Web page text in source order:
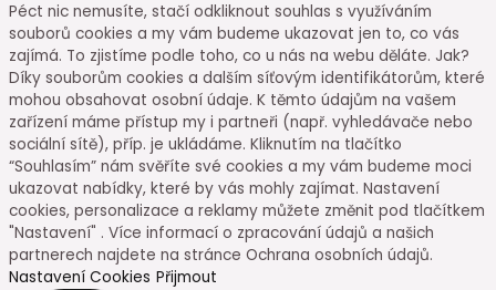
Péct nic nemusíte, stačí odkliknout souhlas s využíváním
souborů cookies a my vám budeme ukazovat jen to, co vás
zajímá. To zjistíme podle toho, co u nás na webu děláte. Jak?
Díky souborům cookies a dalším síťovým identifikátorům, které
mohou obsahovat osobní údaje. K těmto údajům na vašem
zařízení máme přístup my i partneři (např. vyhledávače nebo
sociální sítě), příp. je ukládáme. Kliknutím na tlačítko
“Souhlasím” nám svěříte své cookies a my vám budeme moci
ukazovat nabídky, které by vás mohly zajímat. Nastavení
cookies, personalizace a reklamy můžete změnit pod tlačítkem
"Nastavení" . Více informací o zpracování údajů a našich
partnerech najdete na stránce Ochrana osobních údajů.
Nastavení Cookies Přijmout